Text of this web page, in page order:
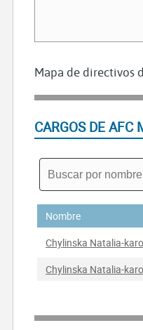
Mapa de directivos
CARGOS DE AFC
Nombre
Chylinska Natalia-
Chylinska Natalia-